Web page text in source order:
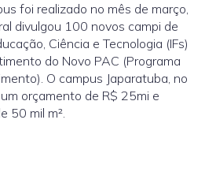
foi realizado no mês de março,
divulgou 100 novos campi de
Ciência e Tecnologia (IFs)
do Novo PAC (Programa
O campus Japaratuba, no
orçamento de R$ 25mi e
50 mil m².